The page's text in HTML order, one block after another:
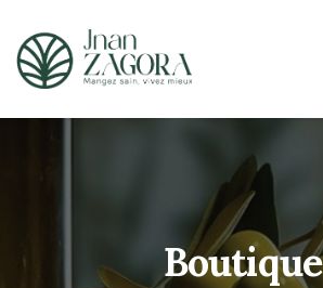
Boutique